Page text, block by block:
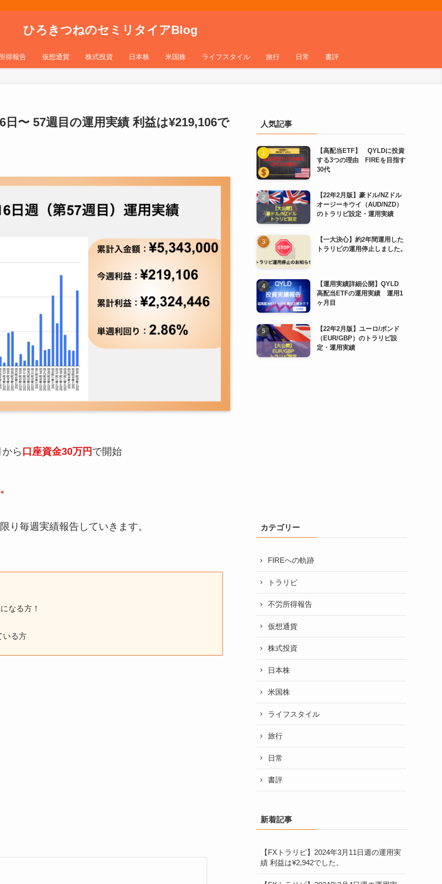
ひろきつねのセミリタイアBlog
得報告 仮想通貨 株式投資 日本株 米国株 ライフスタイル 旅行 日常 書評
〜 57週目の運用実績 利益は¥219,106で
ら 口座資金30万円で開始
り毎週実績報告していきます。
なる方！
いる方
人気記事
【高配当ETF】 QYLDに投資
する3つの理由 FIREを目指す
30代
【22年2月版】豪ドル/NZドル
オージーキウイ（AUD/NZD）
のトラリピ設定・運用実績
【一大決心】約2年間運用した
トラリピの運用停止しました。
【運用実績詳細公開】QYLD
高配当ETFの運用実績 運用1
ヶ月目
【22年2月版】ユーロ/ポンド
（EUR/GBP）のトラリピ設
定・運用実績
カテゴリー
FIREへの軌跡
トラリピ
不労所得報告
仮想通貨
株式投資
日本株
米国株
ライフスタイル
旅行
日常
書評
新着記事
【FXトラリピ】2024年3月11日週の運用実
績 利益は¥2,942でした。